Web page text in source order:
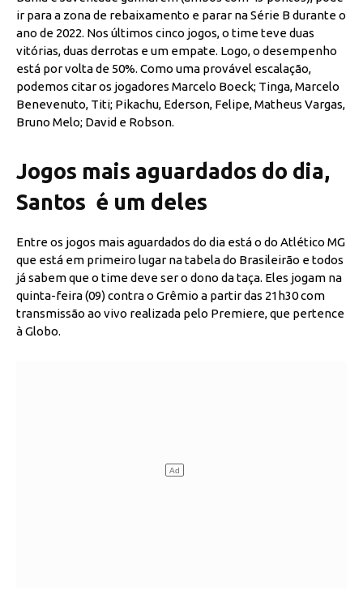
ir para a zona de rebaixamento e parar na Série B durante o
ano de 2022. Nos últimos cinco jogos, o time teve duas
vitórias, duas derrotas e um empate. Logo, o desempenho
está por volta de 50%. Como uma provável escalação,
podemos citar os jogadores Marcelo Boeck; Tinga, Marcelo
Benevenuto, Titi; Pikachu, Ederson, Felipe, Matheus Vargas,
Bruno Melo; David e Robson.
Jogos mais aguardados do dia,
Santos é um deles
Entre os jogos mais aguardados do dia está o do Atlético MG
que está em primeiro lugar na tabela do Brasileirão e todos
já sabem que o time deve ser o dono da taça. Eles jogam na
quinta-feira (09) contra o Grêmio a partir das 21h30 com
transmissão ao vivo realizada pelo Premiere, que pertence
à Globo.